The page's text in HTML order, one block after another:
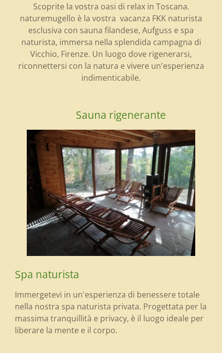
Scoprite la vostra oasi di relax in Toscana.
naturemugello è la vostra vacanza FKK naturista
esclusiva con sauna filandese, Aufguss e spa
naturista, immersa nella splendida campagna di
Vicchio, Firenze. Un luogo dove rigenerarsi,
riconnettersi con la natura e vivere un'esperienza
indimenticabile.
Sauna rigenerante
Spa naturista
Immergetevi in un'esperienza di benessere totale
nella nostra spa naturista privata. Progettata per la
massima tranquillità e privacy, è il luogo ideale per
liberare la mente e il corpo.